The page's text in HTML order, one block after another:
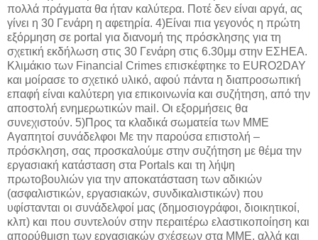
πολλά πράγματα θα ήταν καλύτερα. Ποτέ δεν είναι αργά, ας
γίνει η 30 Γενάρη η αφετηρία. 4)Είναι πια γεγονός η πρώτη
εξόρμηση σε portal για διανομή της πρόσκλησης για τη
σχετική εκδήλωση στις 30 Γενάρη στις 6.30μμ στην ΕΣΗΕΑ.
Κλιμάκιο των Financial Crimes επισκέφτηκε το EURO2DAY
και μοίρασε το σχετικό υλικό, αφού πάντα η διαπροσωπική
επαφή είναι καλύτερη για επικοινωνία και συζήτηση, από την
αποστολή ενημερωτικών mail. Οι εξορμήσεις θα
συνεχιστούν. 5)Προς τα κλαδικά σωματεία των ΜΜΕ
Αγαπητοί συνάδελφοι Με την παρούσα επιστολή –
πρόσκληση, σας προσκαλούμε στην συζήτηση με θέμα την
εργασιακή κατάσταση στα Portals και τη λήψη
πρωτοβουλιών για την αποκατάσταση των αδικιών
(ασφαλιστικών, εργασιακών, συνδικαλιστικών) που
υφίστανται οι συνάδελφοί μας (δημοσιογράφοι, διοικητικοί,
κλπ) και που συντελούν στην περαιτέρω ελαστικοποίηση και
απορύθμιση των εργασιακών σχέσεων στα ΜΜΕ, αλλά και